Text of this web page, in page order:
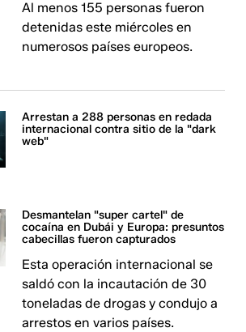
Al menos 155 personas fueron
detenidas este miércoles en
numerosos países europeos.
Arrestan a 288 personas en redada
internacional contra sitio de la "dark
web"
Desmantelan "super cartel" de
cocaína en Dubái y Europa: presuntos
cabecillas fueron capturados
Esta operación internacional se
saldó con la incautación de 30
toneladas de drogas y condujo a
arrestos en varios países.